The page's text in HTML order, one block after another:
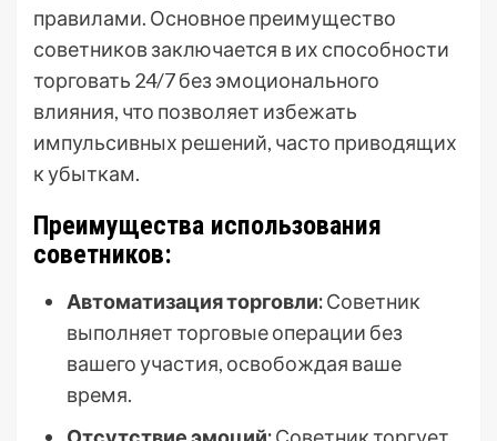
правилами. Основное преимущество
советников заключается в их способности
торговать 24/7 без эмоционального
влияния, что позволяет избежать
импульсивных решений, часто приводящих
к убыткам.
Преимущества использования
советников:
Автоматизация торговли:Советник
выполняет торговые операции без
вашего участия, освобождая ваше
время.